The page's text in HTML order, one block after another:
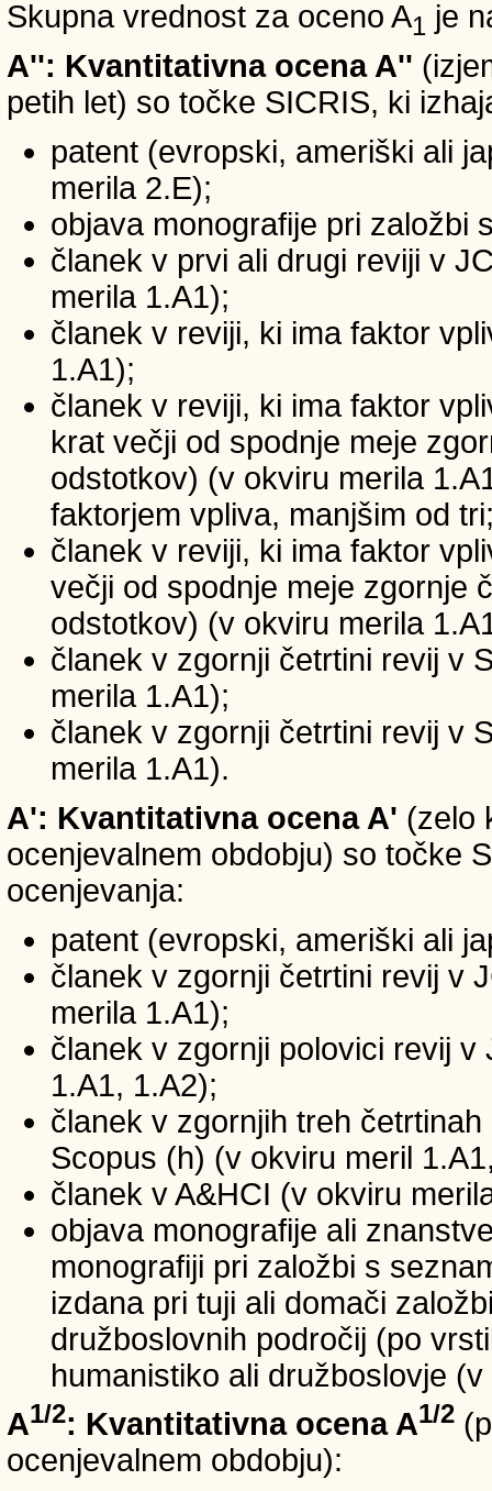
Skupna vrednost za oceno A1 je
A'': Kvantitativna ocena A''
petih let) so točke SICRIS, ki
patent (evropski, ameriški ali
merila 2.E);
objava monografije pri založbi
članek v prvi ali drugi reviji v
merila 1.A1);
članek v reviji, ki ima faktor
1.A1);
članek v reviji, ki ima faktor
krat večji od spodnje meje
odstotkov) (v okviru merila
faktorjem vpliva, manjšim od
članek v reviji, ki ima faktor
večji od spodnje meje zgornje
odstotkov) (v okviru merila
članek v zgornji četrtini revij v
merila 1.A1);
članek v zgornji četrtini revij v
merila 1.A1).
A': Kvantitativna ocena A' (zelo
ocenjevalnem obdobju) so točke
ocenjevanja:
patent (evropski, ameriški ali
članek v zgornji četrtini revij v
merila 1.A1);
članek v zgornji polovici revij
1.A1, 1.A2);
članek v zgornjih treh
Scopus (h) (v okviru meril
članek v A&HCI (v okviru
objava monografije ali
monografiji pri založbi s
izdana pri tuji ali domači
družboslovnih področij (po
humanistiko ali družboslovje
A1/2: Kvantitativna ocena A1/2
ocenjevalnem obdobju):